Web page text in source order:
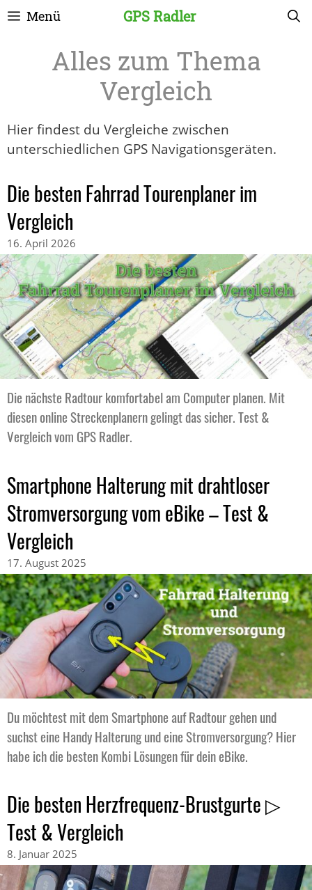
Zum
GPS Radler
Menü
Vergleich
Hier findest du Vergleiche zwischen
unterschiedlichen GPS Navigationsgeräten.
Die besten Fahrrad Tourenplaner im
Vergleich
16. April 2026
Die nächste Radtour komfortabel am Computer planen. Mit
diesen online Streckenplanern gelingt das sicher. Test &
Vergleich vom GPS Radler.
Smartphone Halterung mit drahtloser
Stromversorgung vom eBike – Test &
Vergleich
17. August 2025
Du möchtest mit dem Smartphone auf Radtour gehen und
suchst eine Handy Halterung und eine Stromversorgung? Hier
habe ich die besten Kombi Lösungen für dein eBike.
Die besten Herzfrequenz-Brustgurte ▷
Test & Vergleich
8. Januar 2025